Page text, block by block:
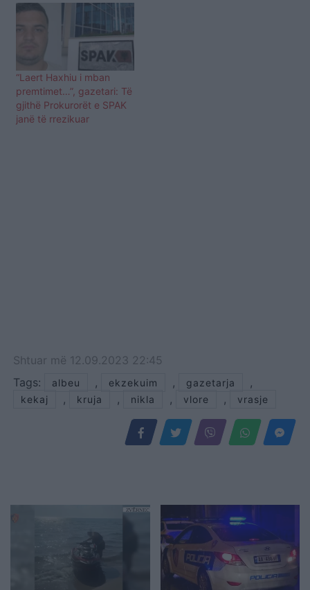
“Laert Haxhiu i mban
premtimet…”, gazetari: Të
gjithë Prokurorët e SPAK
janë të rrezikuar
Shtuar më 12.09.2023 22:45
Tags:
albeu , ekzekuim , gazetarja ,
kekaj , kruja , nikla , vlore , vrasje